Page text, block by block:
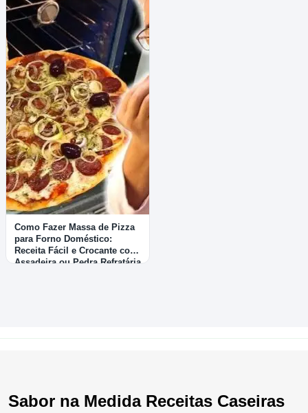
Como Fazer Massa de Pizza
para Forno Doméstico:
Receita Fácil e Crocante com
Assadeira ou Pedra Refratária
Sabor na Medida Receitas Caseiras